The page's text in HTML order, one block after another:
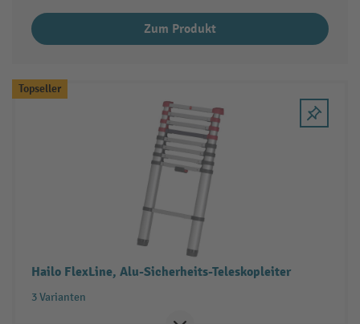
Zum Produkt
Topseller
Hailo FlexLine, Alu-Sicherheits-Teleskopleiter
3 Varianten